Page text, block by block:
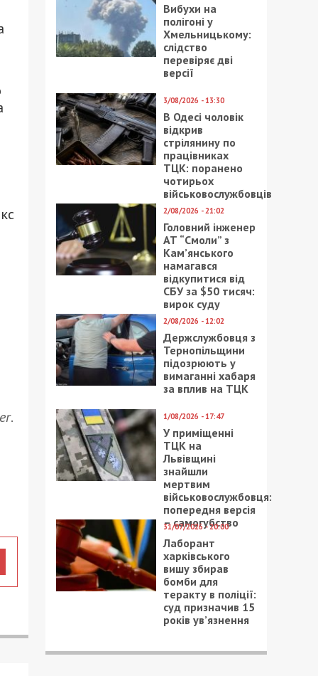
.
Вибухи на
полігоні у
Хмельницькому:
слідство
перевіряє дві
версії
3/08/2026 - 13:30
В Одесі чоловік
відкрив
стрілянину по
працівниках
ТЦК: поранено
чотирьох
військовослужбовців
2/08/2026 - 21:02
Головний інженер
АТ “Смоли” з
Кам’янського
намагався
відкупитися від
СБУ за $50 тисяч:
вирок суду
2/08/2026 - 12:02
Держслужбовця з
Тернопільщини
підозрюють у
вимаганні хабаря
за вплив на ТЦК
1/08/2026 - 17:47
У приміщенні
ТЦК на
Львівщині
знайшли
мертвим
військовослужбовця:
попередня версія
– самогубство
31/07/2026 - 20:00
Лаборант
харківського
вишу збирав
бомби для
теракту в поліції:
суд призначив 15
років ув’язнення